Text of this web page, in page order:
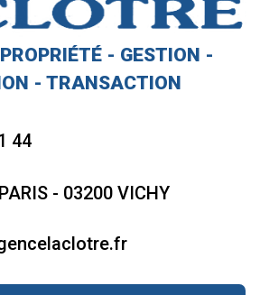
- GESTION -
- TRANSACTION
44
- 03200 VICHY